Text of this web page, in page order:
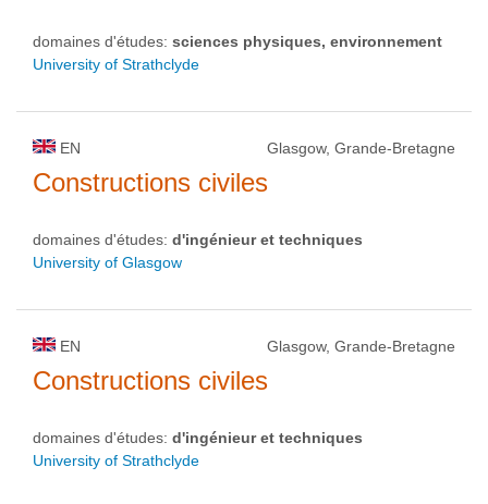
domaines d'études: sciences physiques, environnement
University of Strathclyde
EN Glasgow, Grande-Bretagne
Constructions civiles
domaines d'études: d'ingénieur et techniques
University of Glasgow
EN Glasgow, Grande-Bretagne
Constructions civiles
domaines d'études: d'ingénieur et techniques
University of Strathclyde